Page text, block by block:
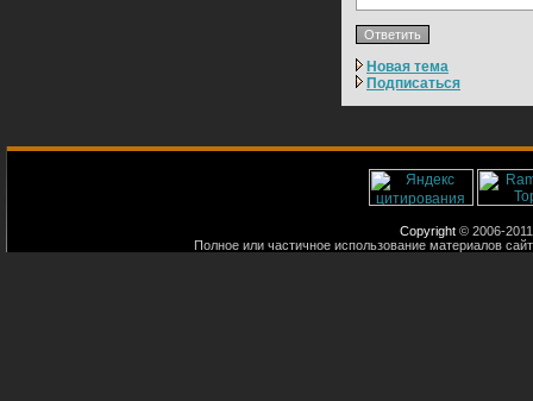
Новая тема
Подписаться
Copyright © 2006-
Полное или частичное использование материалов